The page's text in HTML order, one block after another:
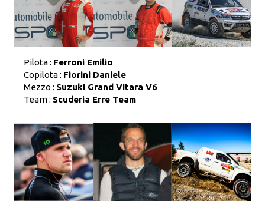
Pilota : Ferroni Emilio
Copilota : Fiorini Daniele
Mezzo : Suzuki Grand Vitara V6
Team : Scuderia Erre Team